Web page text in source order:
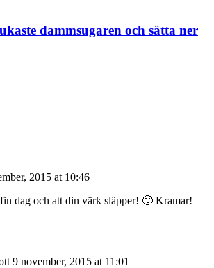
dammsugaren och sätta ner
2015 at 10:46
dag och att din värk släpper! 🙂 Kramar!
9 november, 2015 at 11:01